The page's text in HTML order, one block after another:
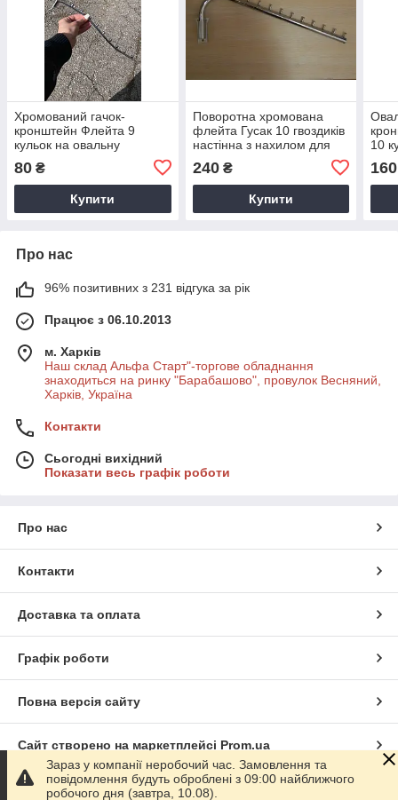
Хромований гачок-
кронштейн Флейта 9
кульок на овальну
Варіант
80 ₴
Купити
Поворотна хромована
флейта Гусак 10 гвоздиків
настінна з нахилом для
240₴
Купити
10
160
Про нас
96% позитивних з 231 відгука за рік
Працює з 06.10.2013
м. Харків
Наш склад Альфа Старт"-торгове обладнання
знаходиться на ринку "Барабашово", провулок Весняний,
Харків, Україна
Контакти
Сьогодні вихідний
Показати весь графік роботи
Про нас
Контакти
Доставка та оплата
Графік роботи
Повна версія сайту
Сайт створено на маркетплейсі Prom.ua
Політика конфіденційності
Зараз у компанії неробочий час. Замовлення та
повідомлення будуть оброблені з 09:00 найближчого
робочого дня (завтра, 10.08).